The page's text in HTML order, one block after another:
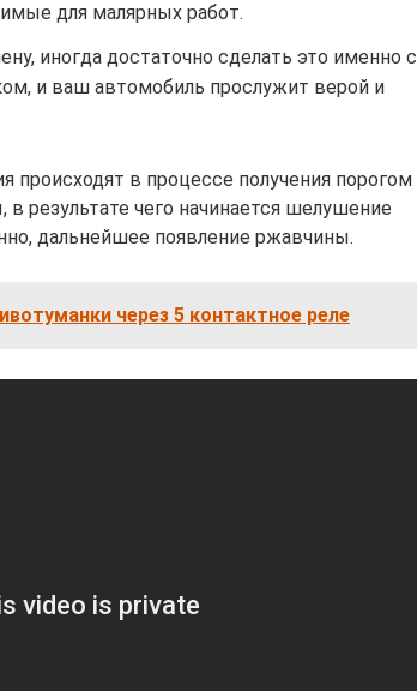
для малярных работ.
иногда достаточно сделать это именно с
и ваш автомобиль прослужит верой и
происходят в процессе получения порогом
результате чего начинается шелушение
дальнейшее появление ржавчины.
через 5 контактное реле